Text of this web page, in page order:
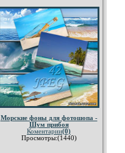
Морские фоны для фотошопа -
Шум прибоя
Коментарии(0)
Просмотры:(1440)